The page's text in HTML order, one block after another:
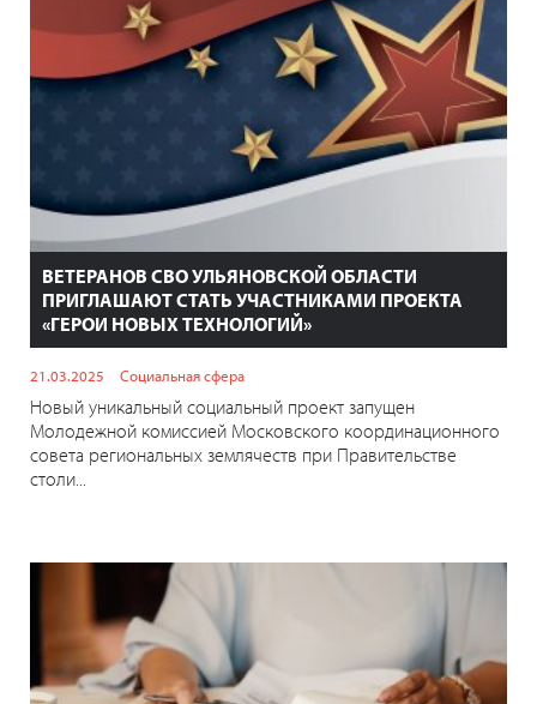
ВЕТЕРАНОВ СВО УЛЬЯНОВСКОЙ ОБЛАСТИ
ПРИГЛАШАЮТ СТАТЬ УЧАСТНИКАМИ ПРОЕКТА
«ГЕРОИ НОВЫХ ТЕХНОЛОГИЙ»
21.03.2025 Социальная сфера
Новый уникальный социальный проект запущен
Молодежной комиссией Московского координационного
совета региональных землячеств при Правительстве
столи...